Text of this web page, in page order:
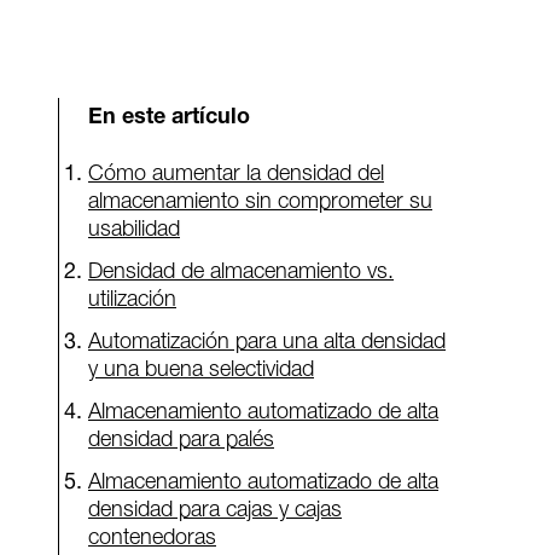
En este artículo
Cómo aumentar la densidad del
almacenamiento sin comprometer su
usabilidad
Densidad de almacenamiento vs.
utilización
Automatización para una alta densidad
y una buena selectividad
Almacenamiento automatizado de alta
densidad para palés
Almacenamiento automatizado de alta
densidad para cajas y cajas
contenedoras